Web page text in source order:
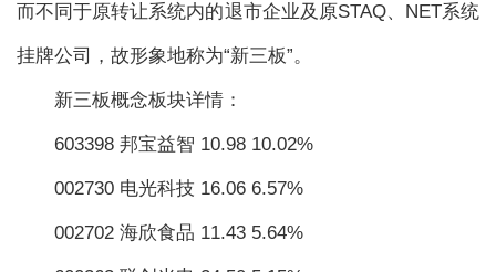
而不同于原转让系统内的退市企业及原STAQ、NET系统
挂牌公司，故形象地称为“新三板”。
新三板概念板块详情：
603398 邦宝益智 10.98 10.02%
002730 电光科技 16.06 6.57%
002702 海欣食品 11.43 5.64%